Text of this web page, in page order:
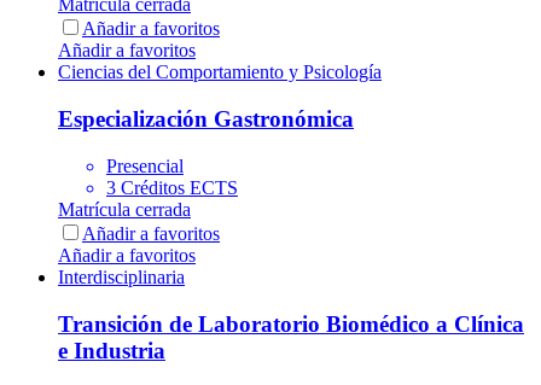
Matrícula cerrada
Añadir a favoritos
Añadir a favoritos
Ciencias del Comportamiento y Psicología
Especialización Gastronómica
Presencial
3 Créditos ECTS
Matrícula cerrada
Añadir a favoritos
Añadir a favoritos
Interdisciplinaria
Transición de Laboratorio Biomédico a Clínica
e Industria